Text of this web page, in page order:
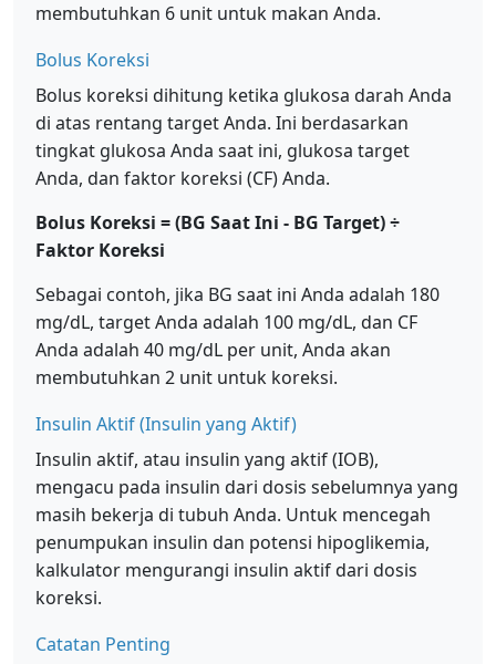
membutuhkan 6 unit untuk makan Anda.
Bolus Koreksi
Bolus koreksi dihitung ketika glukosa darah Anda
di atas rentang target Anda. Ini berdasarkan
tingkat glukosa Anda saat ini, glukosa target
Anda, dan faktor koreksi (CF) Anda.
Bolus Koreksi = (BG Saat Ini - BG Target) ÷
Faktor Koreksi
Sebagai contoh, jika BG saat ini Anda adalah 180
mg/dL, target Anda adalah 100 mg/dL, dan CF
Anda adalah 40 mg/dL per unit, Anda akan
membutuhkan 2 unit untuk koreksi.
Insulin Aktif (Insulin yang Aktif)
Insulin aktif, atau insulin yang aktif (IOB),
mengacu pada insulin dari dosis sebelumnya yang
masih bekerja di tubuh Anda. Untuk mencegah
penumpukan insulin dan potensi hipoglikemia,
kalkulator mengurangi insulin aktif dari dosis
koreksi.
Catatan Penting